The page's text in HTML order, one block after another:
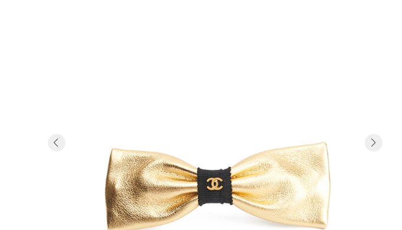
Previous Next